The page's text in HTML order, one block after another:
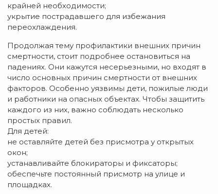
крайней необходимости;
укрытие пострадавшего для избежания
переохлаждения.
Продолжая тему профилактики внешних причин
смертности, стоит подробнее остановиться на
падениях. Они кажутся несерьезными, но входят в
число основных причин смертности от внешних
факторов. Особенно уязвимы дети, пожилые люди
и работники на опасных объектах. Чтобы защитить
каждого из них, важно соблюдать несколько
простых правил.
Для детей:
не оставляйте детей без присмотра у открытых
окон;
устанавливайте блокираторы и фиксаторы;
обеспечьте постоянный присмотр на улице и
площадках.